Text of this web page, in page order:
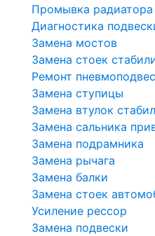
Промывка
Диагностика
Замена мостов
Замена стоек
Ремонт
Замена ступицы
Замена втулок
Замена сальника
Замена подрамника
Замена рычага
Замена балки
Замена стоек
Усиление рессор
Замена подвески